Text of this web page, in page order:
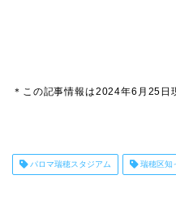
＊この記事情報は2024年6月25日
パロマ瑞穂スタジアム 瑞穂区知